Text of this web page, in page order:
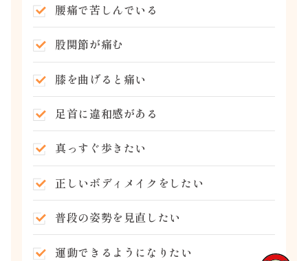
腰痛で苦しんでいる
股関節が痛む
膝を曲げると痛い
足首に違和感がある
真っすぐ歩きたい
正しいボディメイクをしたい
普段の姿勢を見直したい
運動できるようになりたい